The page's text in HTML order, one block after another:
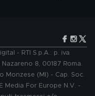
- RTI S.p.A.: p. iva
8, 00187 Roma.
Monzese (MI) - Cap. Soc.
Media For Europe N.V. -